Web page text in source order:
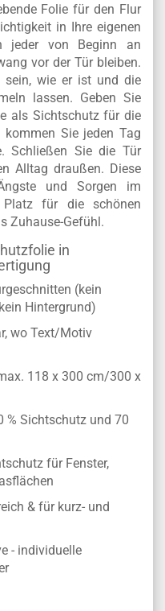
Folie für den Flur
in Ihre eigenen
jeder von Beginn an
vor der Tür bleiben.
sein, wie er ist und die
lassen. Geben Sie
als Sichtschutz für die
Sie jeden Tag
Schließen Sie die Tür
Alltag draußen. Diese
und Sorgen im
Platz für die schönen
Zuhause-Gefühl.
in
(kein
Hintergrund)
wo Text/Motiv
118 x 300 cm/300 x
% Sichtschutz und 70
für Fenster,
& für kurz- und
- individuelle